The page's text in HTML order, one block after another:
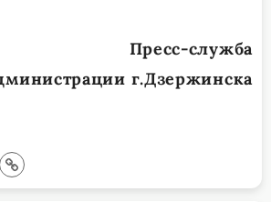
Пресс-служба
г.Дзержинска